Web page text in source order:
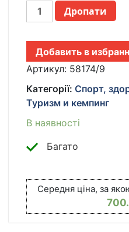
ПОДВЕСНОЕ
КРЕСЛО-
РАЗНОЦВЕТНОЕ
2
ПРОЧНОЕ
КРЕСЛО
ДЛЯ
ОТДЫХА,
СНА,
ДАЧИ,
КЕМПИНГА
И
ОТКРЫТОГО
ВОЗДУХА
Дропати
Добавить в
Артикул: 58174/9
Категорії: Спорт,
Туризм и кемпинг
В наявності
Багато
Середня ціна, за